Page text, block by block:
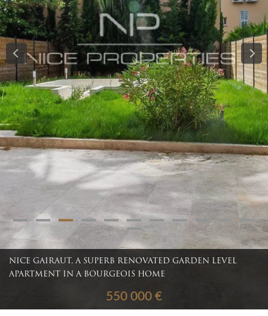
NICE GAIRAUT, A SUPERB RENOVATED GARDEN LEVEL
APARTMENT IN A BOURGEOIS HOME
550 000 €